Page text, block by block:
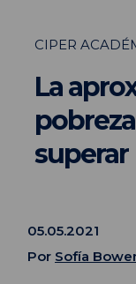
CIPER
La
superar
05.05.2021
Por Sofía